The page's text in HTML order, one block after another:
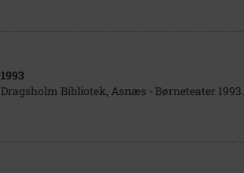
1993
Dragsholm Bibliotek, Asnæs - Børneteater 1993.